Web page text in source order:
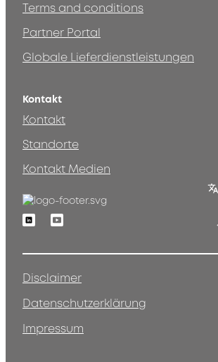
Terms and conditions
Partner Portal
Globale Lieferdienstleistungen
Kontakt
Kontakt
Standorte
Kontakt Medien
LinkedinYoutube
Disclaimer
Datenschutzerklärung
Impressum